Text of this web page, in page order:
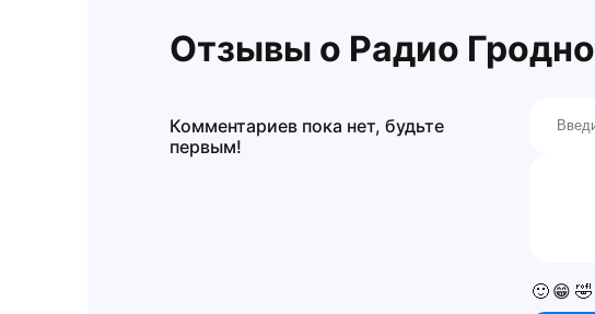
Отзывы о Радио Гродно
🙂 😁 🤣
Комментариев пока нет, будьте
первым!